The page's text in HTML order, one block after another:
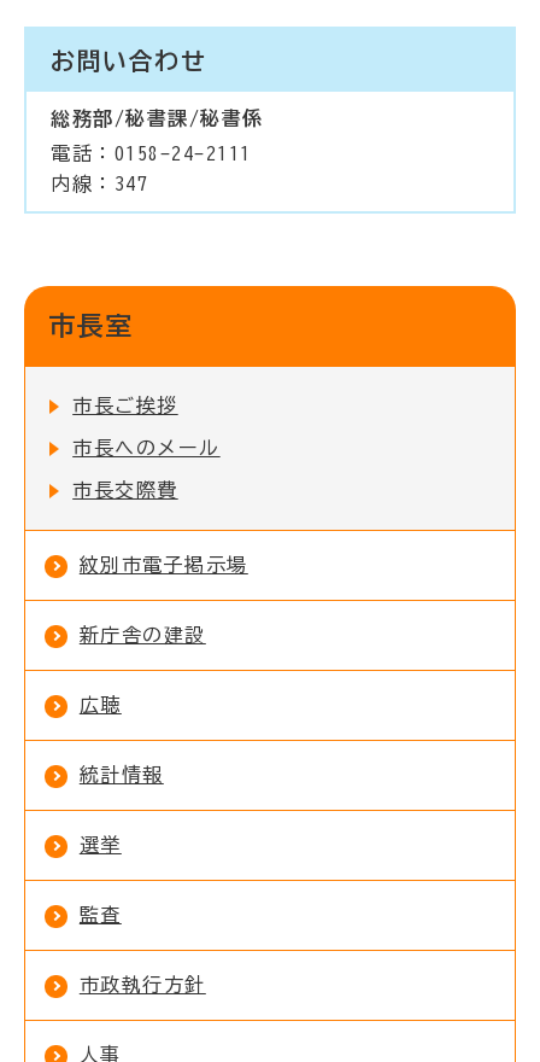
お問い合わせ
総務部/秘書課/秘書係
電話：0158-24-2111
内線：347
市長室
市長ご挨拶
市長へのメール
市長交際費
紋別市電子掲示場
新庁舎の建設
広聴
統計情報
選挙
監査
市政執行方針
人事